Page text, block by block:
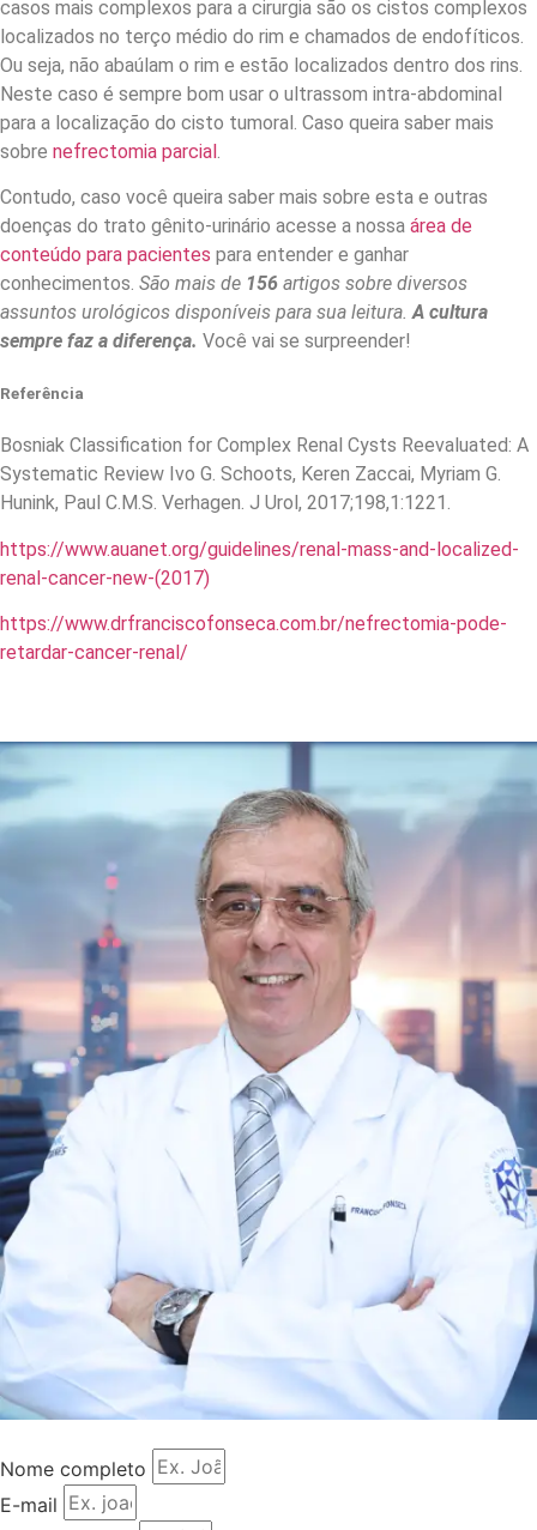
casos mais complexos para a cirurgia são os cistos complexos
localizados no terço médio do rim e chamados de endofíticos.
Ou seja, não abaúlam o rim e estão localizados dentro dos rins.
Neste caso é sempre bom usar o ultrassom intra-abdominal
para a localização do cisto tumoral. Caso queira saber mais
sobre nefrectomia parcial
Contudo, caso você queira saber mais sobre esta e outras
doenças do trato gênito-urinário acesse a nossa área de
conteúdo para pacientes para entender e ganhar
conhecimentos. São mais de 156 artigos sobre diversos
assuntos urológicos disponíveis para sua leitura.A cultura
sempre faz a diferença. Você vai se surpreender!
Referência
Bosniak Classification for Complex Renal Cysts Reevaluated: A
Systematic Review Ivo G. Schoots, Keren Zaccai, Myriam G.
Hunink, Paul C.M.S. Verhagen. J Urol, 2017;198,1:1221.
https://www.auanet.org/guidelines/renal-mass-and-localized-
renal-cancer-new-(2017)
https://www.drfranciscofonseca.com.br/nefrectomia-pode-
retardar-cancer-renal/
Nome completo
E-mail